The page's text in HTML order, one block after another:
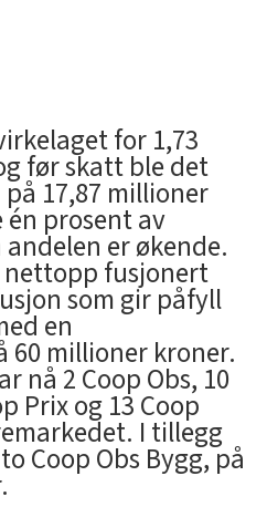
for 1,73
før skatt ble det
17,87 millioner
én prosent av
er økende.
fusjonert
som gir påfyll
en
millioner kroner.
nå 2 Coop Obs, 10
Prix og 13 Coop
I tillegg
Coop Obs Bygg, på